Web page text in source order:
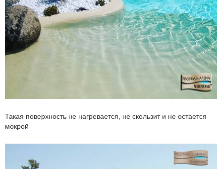
Такая поверхность не нагревается, не скользит и не остается
мокрой